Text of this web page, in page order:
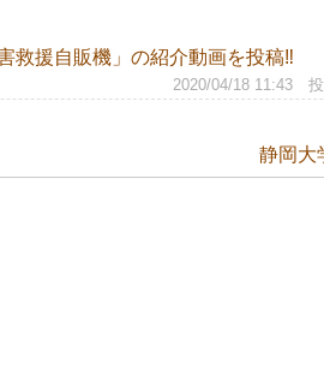
救援自販機」の紹介動画を投稿‼
2020/04/18 11:43 投
静岡大